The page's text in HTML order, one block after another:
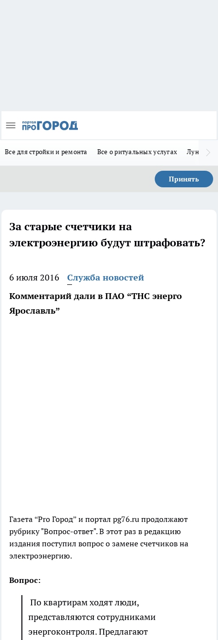
Все для стройки и ремонта Все о ритуальных услугах Лунно-
Принять
За старые счетчики на
электроэнергию будут штрафовать?
6 июля 2016
Служба новостей
Комментарий дали в ПАО “ТНС энерго
Ярославль”
Газета “Pro Город” и портал pg76.ru продолжают
рубрику "Вопрос-ответ". В этот раз в редакцию
издания поступил вопрос о замене счетчиков на
электроэнергию.
Вопрос:
По квартирам ходят люди,
представляются сотрудниками
энергоконтроля. Предлагают